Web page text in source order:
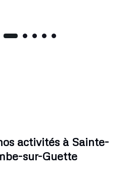
activités à Sainte-
sur-Guette